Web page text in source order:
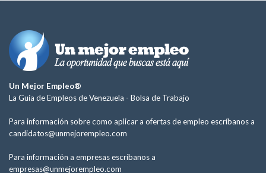
Un Mejor Empleo®
La Guía de Empleos de Venezuela - Bolsa de Trabajo
Para información sobre como aplicar a ofertas de empleo escríbanos a
candidatos@unmejorempleo.com
Para información a empresas escríbanos a
empresas@unmejorempleo.com